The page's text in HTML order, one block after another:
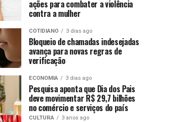
ações para combater a violência
contra a mulher
COTIDIANO 3 dias ago
Bloqueio de chamadas indesejadas
avança para novas regras de
verificação
ECONOMIA 3 dias ago
Pesquisa aponta que Dia dos Pais
deve movimentar R$ 29,7 bilhões
no comércio e serviços do país
CULTURA 3 anos ago